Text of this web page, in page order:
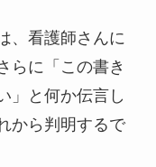
、看護師さんに
らに「この書き
」と何か伝言し
から判明するで